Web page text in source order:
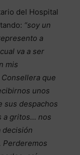
del Hospital
“soy un
a
va a ser
mis
que
unos
sus despachos
a gritos… nos
decisión
Perderemos